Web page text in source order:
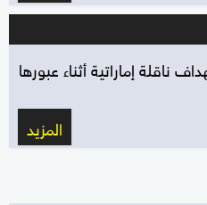
ناقلة إماراتية أثناء عبورها
المزيد